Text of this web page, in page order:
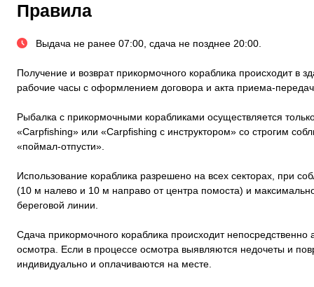
Правила
Выдача не ранее 07:00, сдача не позднее 20:00.
Получение и возврат прикормочного кораблика происходит в
рабочие часы с оформлением договора и акта приема-
Рыбалка с прикормочными корабликами осуществляется
«Сarpfishing» или «Сarpfishing с инструктором» со строгим
«поймал-отпусти».
Использование кораблика разрешено на всех секторах, при
(10 м налево и 10 м направо от центра помоста) и
береговой линии.
Сдача прикормочного кораблика происходит
осмотра. Если в процессе осмотра выявляются недочеты и
индивидуально и оплачиваются на месте.